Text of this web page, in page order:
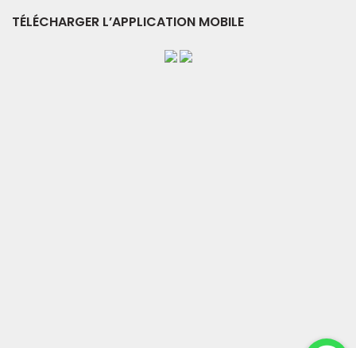
TÉLÉCHARGER L’APPLICATION MOBILE